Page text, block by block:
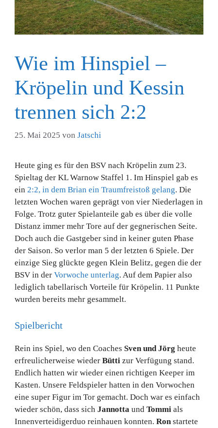
Wie im Hinspiel –
Kröpelin und Kessin
trennen sich 2:2
25. Mai 2025 von Jatschi
Heute ging es für den BSV nach Kröpelin zum 23.
Spieltag der KL Warnow Staffel 1. Im Hinspiel gab es
ein 2:2, in dem Brian ein Traumfreistoß gelang. Die
letzten Wochen waren geprägt von vier Niederlagen in
Folge. Trotz guter Spielanteile gab es über die volle
Distanz immer mehr Tore auf der gegnerischen Seite.
Doch auch die Gastgeber sind in keiner guten Phase
der Saison. So verlor man 5 der letzten 6 Spiele. Der
einzige Sieg glückte gegen Klein Belitz, gegen die der
BSV in der Vorwoche unterlag. Auf dem Papier also
lediglich tabellarisch Vorteile für Kröpelin. 11 Punkte
wurden bereits mehr gesammelt.
Spielbericht
Rein ins Spiel, wo den Coaches Sven und Jörg heute
erfreulicherweise wieder Bütti zur Verfügung stand.
Endlich hatten wir wieder einen richtigen Keeper im
Kasten. Unsere Feldspieler hatten in den Vorwochen
eine super Figur im Tor gemacht. Doch war es einfach
wieder schön, dass sich Jannotta und Tommi als
Innenverteidigerduo reinhauen konnten. Ron startete